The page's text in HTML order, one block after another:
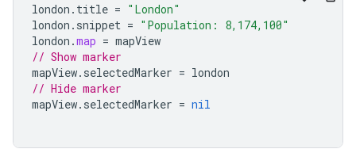
london . title = "London"
london . snippet = "Population: 8,174,100"
london .map = mapView
// Show marker
mapView. selectedMarker = london
// Hide marker
mapView. selectedMarker = nil